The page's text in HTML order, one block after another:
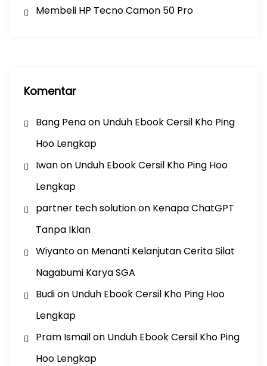
Membeli HP Tecno Camon 50 Pro
Komentar
Bang Penaon Unduh Ebook Cersil Kho Ping
Hoo Lengkap
Iwanon Unduh Ebook Cersil Kho Ping Hoo
Lengkap
partner tech solutionon Kenapa ChatGPT
Tanpa Iklan
Wiyantoon Menanti Kelanjutan Cerita Silat
Nagabumi Karya SGA
Budion Unduh Ebook Cersil Kho Ping Hoo
Lengkap
Pram Ismailon Unduh Ebook Cersil Kho Ping
Hoo Lengkap